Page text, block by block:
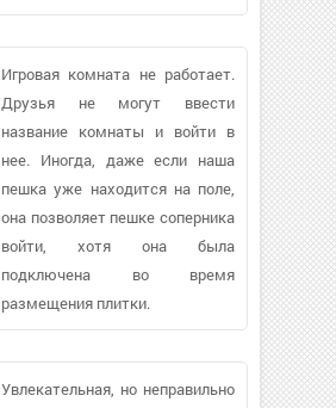
Игровая комната не работает.
Друзья не могут ввести
название комнаты и войти в
нее. Иногда, даже если наша
пешка уже находится на поле,
она позволяет пешке соперника
войти, хотя она была
подключена во время
размещения плитки.
Увлекательная, но неправильно